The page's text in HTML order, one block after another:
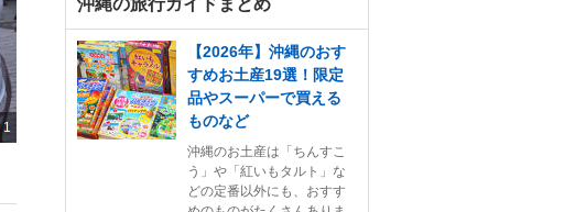
1
沖縄の旅行ガイドまとめ
【2026年】沖縄のおす
すめお土産19選！限定
品やスーパーで買える
ものなど
沖縄のお土産は「ちんすこ
う」や「紅いもタルト」な
どの定番以外にも、おすす